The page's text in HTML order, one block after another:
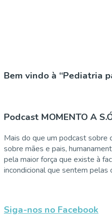
Bem vindo à “Pediatria
Podcast MOMENTO A
Mais do que um podcast sobre
sobre mães e pais,
pela maior força que existe à
incondicional que sentem pelas
Siga-nos no Facebook